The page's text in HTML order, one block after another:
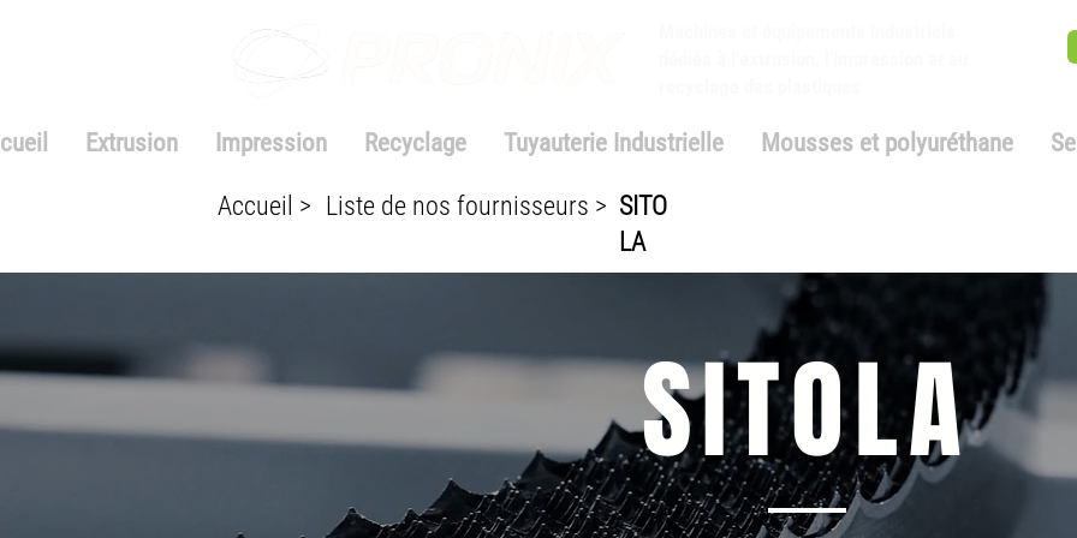
Extrusion Impression Recyclage Tuyauterie Industrielle Mousses et polyuréthane
Accueil > Liste de nos fournisseurs > SITO
LA
SITOLA